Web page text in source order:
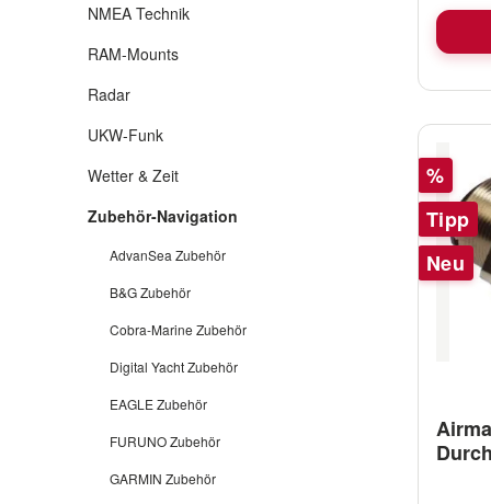
NMEA Technik
RAM-Mounts
Radar
UKW-Funk
Wetter & Zeit
Zubehör-Navigation
AdvanSea Zubehör
B&G Zubehör
Cobra-Marine Zubehör
Digital Yacht Zubehör
EAGLE Zubehör
FURUNO Zubehör
GARMIN Zubehör
Rabatt
%
Tipp
Neu